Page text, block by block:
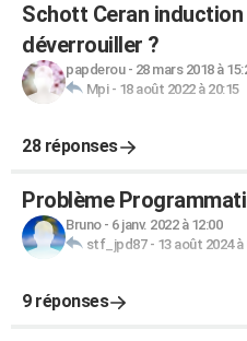
Schott Ceran
déverrouiller ?
papderou- 28 mars 2018 à
Mpi- 18 août 2022 à 20:15
28 réponses
Problème
Bruno- 6 janv. 2022 à 12:00
stf_jpd87- 13 août 2024 à
9 réponses